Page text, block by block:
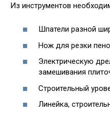
Из инструментов
Шпатели разной
Нож для резки
Электрическую
замешивания
Строительный
Линейка,